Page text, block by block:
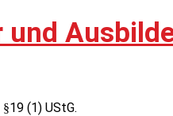
und
(1) UStG.